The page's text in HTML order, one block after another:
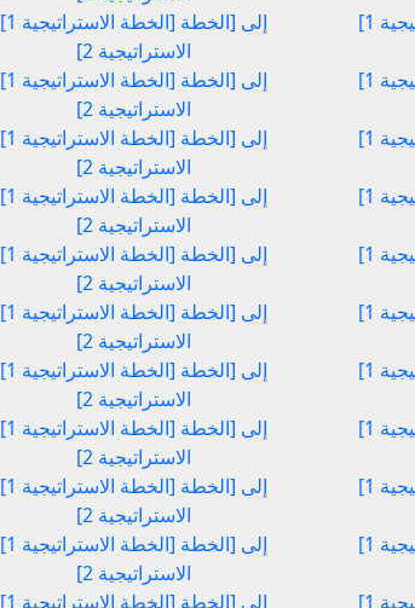
[الخطة الاستراتيجية 1] إلى [الخطة
الاستراتيجية 2]
[الخطة الاستراتيجية 1] إلى [الخطة
الاستراتيجية 2]
[الخطة الاستراتيجية 1] إلى [الخطة
الاستراتيجية 2]
[الخطة الاستراتيجية 1] إلى [الخطة
الاستراتيجية 2]
[الخطة الاستراتيجية 1] إلى [الخطة
الاستراتيجية 2]
[الخطة الاستراتيجية 1] إلى [الخطة
الاستراتيجية 2]
[الخطة الاستراتيجية 1] إلى [الخطة
الاستراتيجية 2]
[الخطة الاستراتيجية 1] إلى [الخطة
الاستراتيجية 2]
[الخطة الاستراتيجية 1] إلى [الخطة
الاستراتيجية 2]
[الخطة الاستراتيجية 1] إلى [الخطة
الاستراتيجية 2]
[الخطة الاستراتيجية 1] إلى [الخطة
[الخطة الاستراتيجية 1] إلى [الخطة
[الخطة الاستراتيجية 1] إلى [الخطة
[الخطة الاستراتيجية 1] إلى [الخطة
[الخطة الاستراتيجية 1] إلى [الخطة
[الخطة الاستراتيجية 1] إلى [الخطة
[الخطة الاستراتيجية 1] إلى [الخطة
[الخطة الاستراتيجية 1] إلى [الخطة
[الخطة الاستراتيجية 1] إلى [الخطة
[الخطة الاستراتيجية 1] إلى [الخطة
[الخطة الاستراتيجية 1] إلى [الخطة
[الخطة الاستراتيجية 1] إلى [الخطة